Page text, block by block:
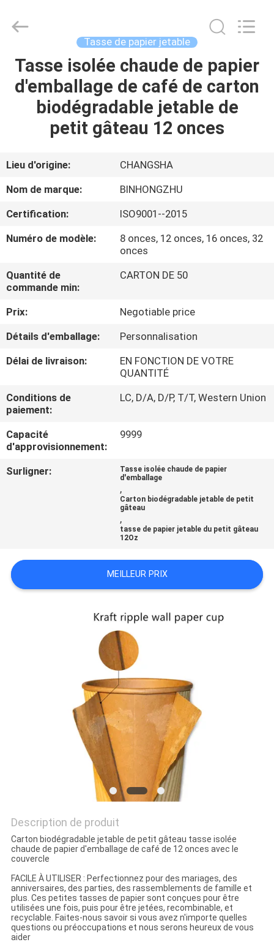
MAISON
PRODUITS
SUJET
DE
NOUS
VISITE
D'USINE
CONTRÔLE
QUALITÉ
NOUS
NOUVELLES
PRIVACY
POLICY
and
Export
Reserved.
Tasse de papier jetable
Tasse isolée chaude de papier
d'emballage de café de carton
biodégradable jetable de
petit gâteau 12 onces
Lieu d'origine:
CHANGSHA
Nom de marque:
BINHONGZHU
Certification:
ISO9001--2015
Numéro de modèle:
8 onces, 12 onces, 16 onces, 32
onces
Quantité de
commande min:
CARTON DE 50
Prix:
Negotiable price
Détails d'emballage:
Personnalisation
Délai de livraison:
EN FONCTION DE VOTRE
QUANTITÉ
Conditions de
paiement:
LC, D/A, D/P, T/T, Western Union
Capacité
d'approvisionnement:
9999
Surligner:
Tasse isolée chaude de papier
d'emballage
,
Carton biodégradable jetable de petit
gâteau
,
tasse de papier jetable du petit gâteau
12Oz
MEILLEUR PRIX
Description de produit
Carton biodégradable jetable de petit gâteau tasse isolée
chaude de papier d'emballage de café de 12 onces avec le
couvercle
FACILE À UTILISER : Perfectionnez pour des mariages, des
anniversaires, des parties, des rassemblements de famille et
plus. Ces petites tasses de papier sont conçues pour être
utilisées une fois, puis pour être jetées, recombinable, et
recyclable. Faites-nous savoir si vous avez n'importe quelles
questions ou préoccupations et nous serons heureux de vous
aider